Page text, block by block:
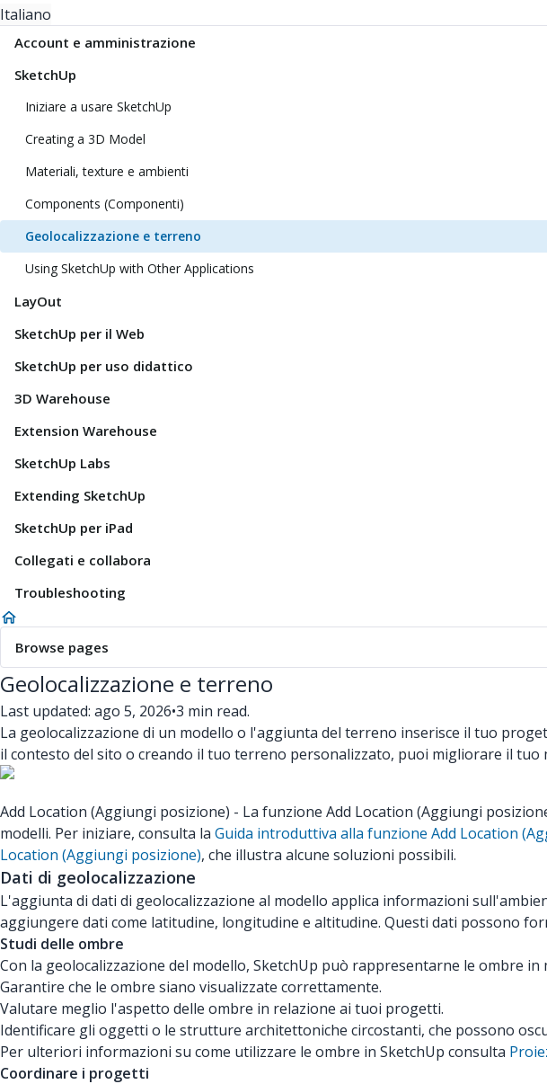
Italiano
Account e amministrazione
SketchUp
Iniziare a usare SketchUp
Creating a 3D Model
Materiali, texture e ambienti
Components (Componenti)
Geolocalizzazione e terreno
Using SketchUp with Other Applications
LayOut
SketchUp per il Web
SketchUp per uso didattico
3D Warehouse
Extension Warehouse
SketchUp Labs
Extending SketchUp
SketchUp per iPad
Collegati e collabora
Troubleshooting
Browse pages
Geolocalizzazione e terreno
Last updated: ago 5, 2026•3 min read.
La geolocalizzazione di un modello o l'aggiunta del terreno inserisce il tuo
il contesto del sito o creando il tuo terreno personalizzato, puoi migliorare il tuo
Add Location (Aggiungi posizione) - La funzione Add Location (Aggiungi
modelli. Per iniziare, consulta la Guida introduttiva alla funzione Add Location
Location (Aggiungi posizione), che illustra alcune soluzioni possibili.
Dati di geolocalizzazione
L'aggiunta di dati di geolocalizzazione al modello applica informazioni
aggiungere dati come latitudine, longitudine e altitudine. Questi dati possono
Studi delle ombre
Con la geolocalizzazione del modello, SketchUp può rappresentarne le ombre
Garantire che le ombre siano visualizzate correttamente.
Valutare meglio l'aspetto delle ombre in relazione ai tuoi progetti.
Identificare gli oggetti o le strutture architettoniche circostanti, che possono
Per ulteriori informazioni su come utilizzare le ombre in SketchUp consulta
Coordinare i progetti